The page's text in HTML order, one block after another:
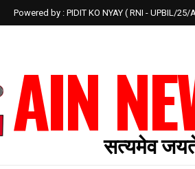
Powered by : PIDIT KO NYAY ( RNI - UPBIL/25/
AIN
सत्यमेव